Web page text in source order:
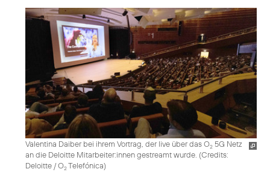
Valentina Daiber bei ihrem Vortrag, der live über das O2 5G Netz
an die Deloitte Mitarbeiter:innen gestreamt wurde. (Credits:
Deloitte / O2Telefónica)